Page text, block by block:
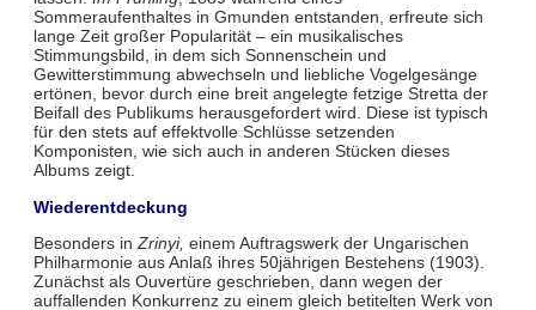
Sommeraufenthaltes in Gmunden entstanden, erfreute sich
lange Zeit großer Popularität – ein musikalisches
Stimmungsbild, in dem sich Sonnenschein und
Gewitterstimmung abwechseln und liebliche Vogelgesänge
ertönen, bevor durch eine breit angelegte fetzige Stretta der
Beifall des Publikums herausgefordert wird. Diese ist typisch
für den stets auf effektvolle Schlüsse setzenden
Komponisten, wie sich auch in anderen Stücken dieses
Albums zeigt.
Wiederentdeckung
Besonders in Zrinyi, einem Auftragswerk der Ungarischen
Philharmonie aus Anlaß ihres 50jährigen Bestehens (1903).
Zunächst als Ouvertüre geschrieben, dann wegen der
auffallenden Konkurrenz zu einem gleich betitelten Werk von